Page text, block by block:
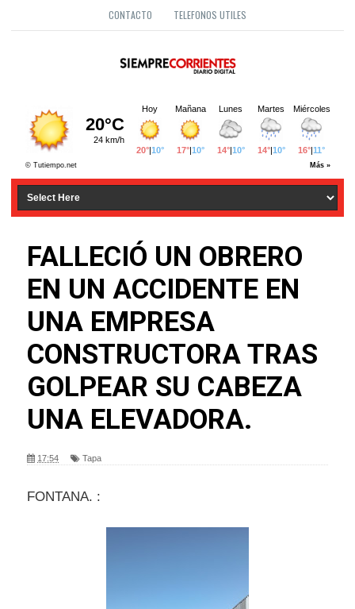
CONTACTO TELEFONOS UTILES
FALLECIÓ UN OBRERO
EN UN ACCIDENTE EN
UNA EMPRESA
CONSTRUCTORA TRAS
GOLPEAR SU CABEZA
UNA ELEVADORA.
17:54 Tapa
FONTANA. :